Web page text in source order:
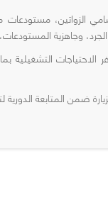
سامي الزواتين،
التشغيلية